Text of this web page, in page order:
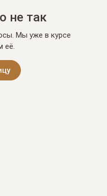
не так
Мы уже в курсе
её.